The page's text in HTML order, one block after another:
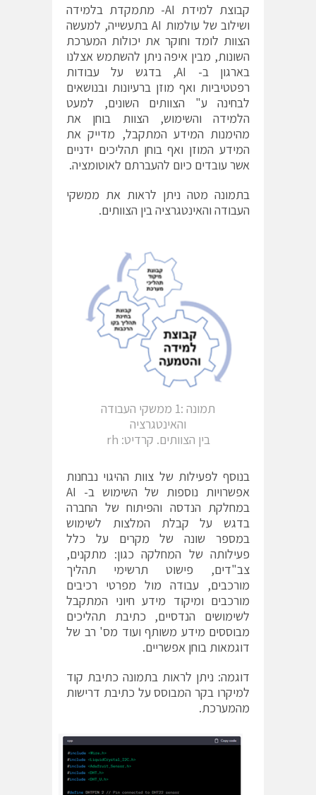
קבוצת למידת AI- מתמקדת בלמידה
ושילוב של עולמות AI בתעשייה, למעשה
הצוות לומד וחוקר את יכולות המערכת
השונות, מבין איפה ניתן להשתמש אצלנו
בארגון ב- AI, בדגש על עבודות
רפטטיביות ואף מוזן ברעיונות ובנושאים
לבחינה ע" הצוותים השונים, למעט
הלמידה והשימוש, הצוות בוחן את
מהימנות המידע המתקבל, מדייק את
המידע המוזן ואף בוחן תהליכים ידניים
אשר עובדים כיום להעברתם לאוטומציה.
בתמונה מטה ניתן לראות את ממשקי
העבודה והאינטגרציה בין הצוותים.
תמונה :1 ממשקי העבודה
והאינטגרציה
בין הצוותים. קרדיט: rh
בנוסף לפעילות של צוות ההיגוי נבחנות
אפשרויות נוספות של השימוש ב- AI
במחלקת הנדסה והפיתוח של החברה
בדגש על קבלת המלצות לשימוש
במספר שונה של מקרים על כלל
פעילותה של המחלקה כגון: מתקנים,
צב"דים, פישוט תרשימי תהליך
מורכבים, עבודה מול מפרטי רכיבים
מורכבים ומיקוד מידע חיוני המתקבל
לשימושים הנדסיים, כתיבת תהליכים
מבוססים מידע משותף ועוד מס' רב של
דוגמאות בוחן אפשריים.
דוגמה: ניתן לראות בתמונה כתיבת קוד
למיקרו בקר המבוסס על כתיבת דרישות
מהמערכת.